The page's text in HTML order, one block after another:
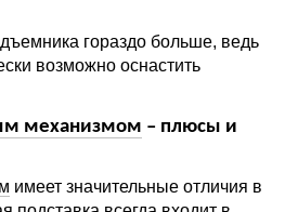
гораздо больше, ведь
возможно оснастить
механизмом – плюсы и
имеет значительные отличия в